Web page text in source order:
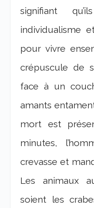
signifiant
individualisme
pour vivre
crépuscule de
face à un
amants
mort est
minutes,
crevasse et
Les animaux
soient les